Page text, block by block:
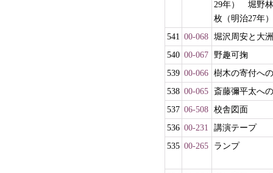
29年） 堀野林
枚（明治27年）
541 00-068 堀沢周安と大洲
540 00-067 野趣可掬
539 00-066 樹木の寄付へ
538 00-065 斎藤彌平太へ
537 06-508 校舎図面
536 00-231
講演テープ
535 00-265 ランプ